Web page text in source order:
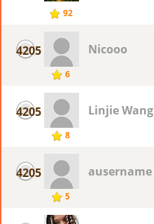
92
4205
6
Nicooo
4205
8
Linjie Wang
4205
5
ausername